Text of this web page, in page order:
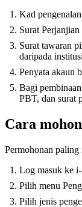
Kad
Surat
Surat tawaran
daripada
Penyata akaun
Bagi
PBT, dan surat
Cara
Permohonan paling
Log masuk ke
Pilih menu
Pilih jenis